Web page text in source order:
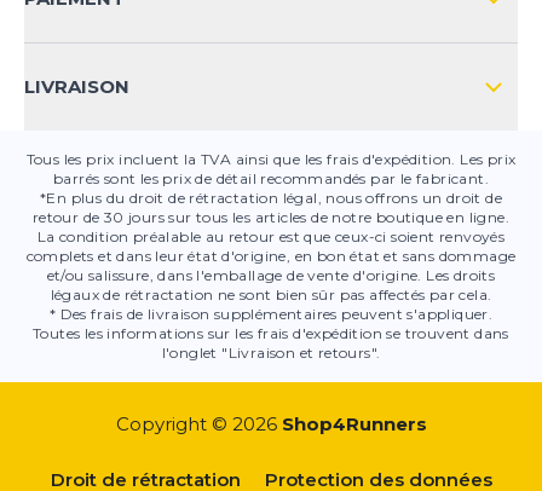
SÉCURITÉ DES PRODUITS
LIVRAISON
Tous les prix incluent la TVA ainsi que les frais d'expédition. Les prix
barrés sont les prix de détail recommandés par le fabricant.
*En plus du droit de rétractation légal, nous offrons un droit de
retour de 30 jours sur tous les articles de notre boutique en ligne.
La condition préalable au retour est que ceux-ci soient renvoyés
complets et dans leur état d'origine, en bon état et sans dommage
et/ou salissure, dans l'emballage de vente d'origine. Les droits
légaux de rétractation ne sont bien sûr pas affectés par cela.
* Des frais de livraison supplémentaires peuvent s'appliquer.
Toutes les informations sur les frais d'expédition se trouvent dans
l'onglet "Livraison et retours".
Copyright © 2026 Shop4Runners
Droit de rétractation Protection des données